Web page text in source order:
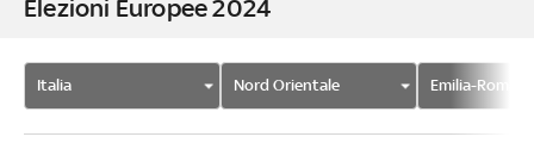
Elezioni Europee 2024
Italia Nord Orientale Emilia-